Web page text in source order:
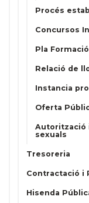
Procés
Concursos
Pla
Relació de
Instancia
Oferta
Autorització
sexuals
Tresoreria
Contractació i
Hisenda